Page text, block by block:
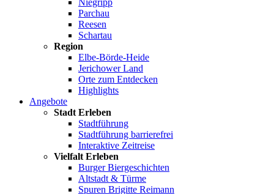
Niegripp
Parchau
Reesen
Schartau
Region
Elbe-Börde-Heide
Jerichower Land
Orte zum Entdecken
Highlights
Angebote
Stadt Erleben
Stadtführung
Stadtführung barrierefrei
Interaktive Zeitreise
Vielfalt Erleben
Burger Biergeschichten
Altstadt & Türme
Spuren Brigitte Reimann